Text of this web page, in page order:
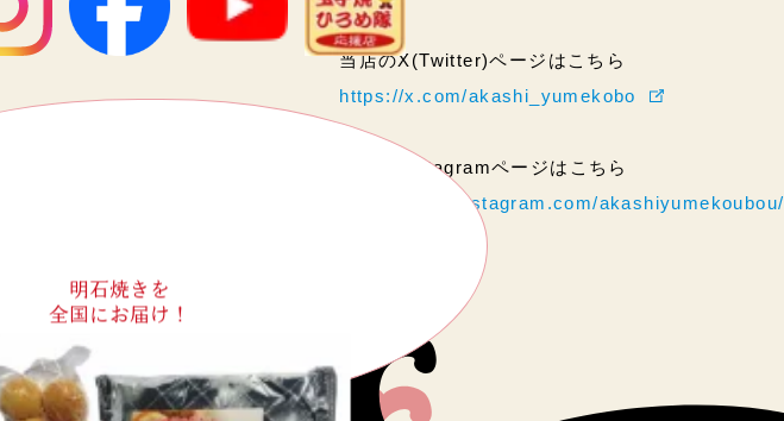
明石焼きを
全国にお届け！
当店のX(Twitter)ページはこちら
https://x.com/akashi_yumekobo
当店のInstagramページはこちら
https://www.instagram.com/akashiyumekoubou/